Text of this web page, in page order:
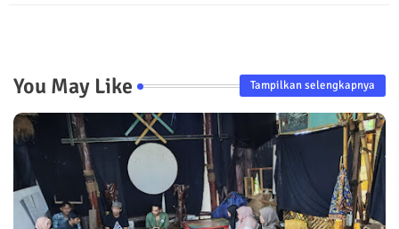
You May Like Tampilkan selengkapnya